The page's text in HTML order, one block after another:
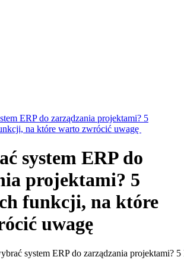
ERP do zarządzania projektami? 5
na które warto zwrócić uwagę
system ERP do
projektami? 5
funkcji, na które
uwagę